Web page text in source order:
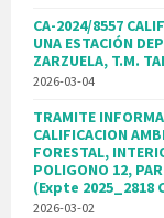
CA-2024/8557
UNA ESTACIÓN
ZARZUELA, T.M.
2026-03-04
TRAMITE
CALIFICACION
FORESTAL,
POLIGONO 12,
(Expte 2025_2818
2026-03-02